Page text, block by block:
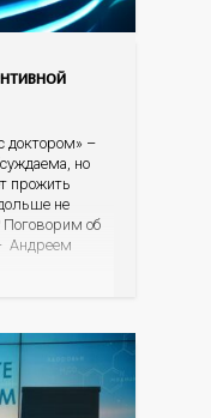
доктором» –
но
прожить
не
Поговорим об
Андреем